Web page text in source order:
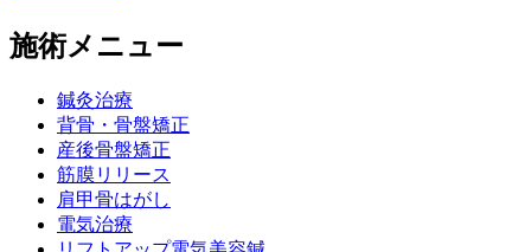
施術メニュー
鍼灸治療
背骨・骨盤矯正
産後骨盤矯正
筋膜リリース
肩甲骨はがし
電気治療